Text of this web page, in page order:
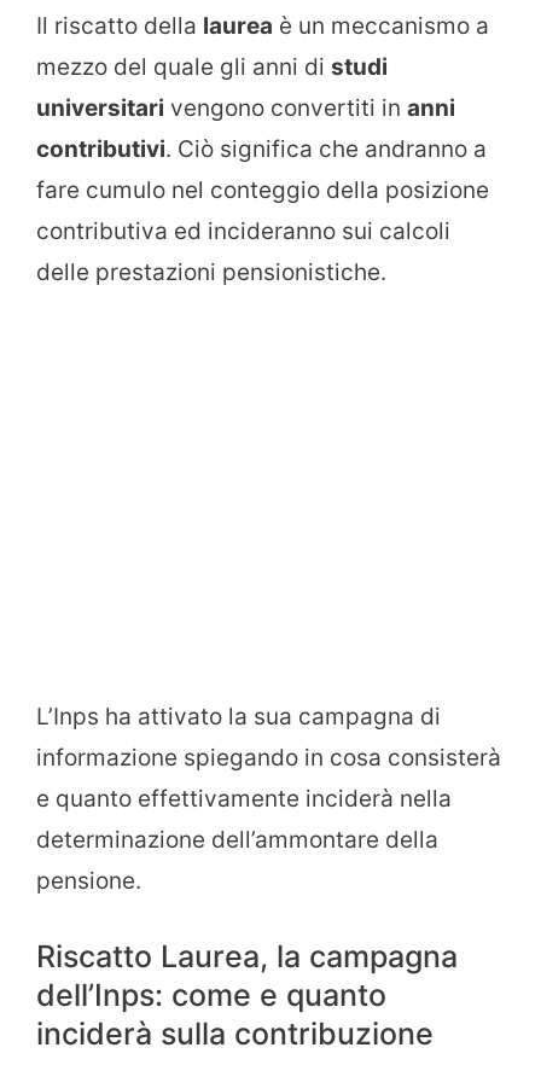
Il riscatto della laurea è un meccanismo a
mezzo del quale gli anni di studi
universitari vengono convertiti in anni
contributivi. Ciò significa che andranno a
fare cumulo nel conteggio della posizione
contributiva ed incideranno sui calcoli
delle prestazioni pensionistiche.
L’Inps ha attivato la sua campagna di
informazione spiegando in cosa consisterà
e quanto effettivamente inciderà nella
determinazione dell’ammontare della
pensione.
Riscatto Laurea, la campagna
dell’Inps: come e quanto
inciderà sulla contribuzione